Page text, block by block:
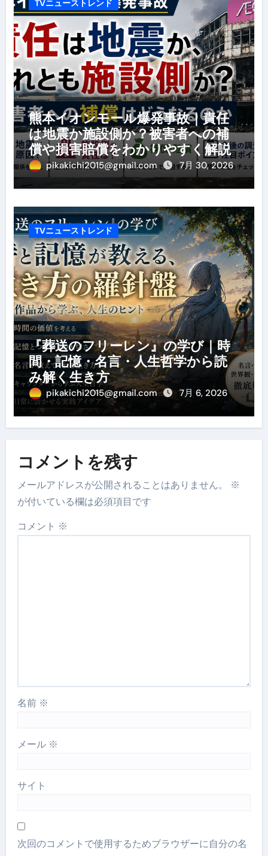
TVニューストレンド
熊本イオンモール爆発事故｜責任
は地震か施設側か？被害者への補
償や損害賠償をわかりやすく解説
pikakichi2015@gmail.com 7月 30, 2026
TVニューストレンド
『葬送のフリーレン』の学び｜時
間・記憶・名言・人生哲学から読
み解く生き方
pikakichi2015@gmail.com 7月 6, 2026
コメントを残す
メールアドレスが公開されることはありません。
※
が付いている欄は必須項目です
コメント ※
名前 ※
メール ※
サイト
次回のコメントで使用するためブラウザーに自分の名